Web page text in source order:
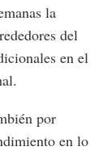
la
del
en el
por
en lo